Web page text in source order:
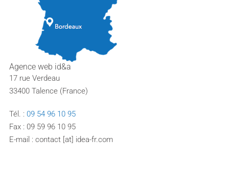
Agence web id&a
17 rue Verdeau
33400 Talence (France)
Tél. :09 54 96 10 95
Fax : 09 59 96 10 95
E-mail : contact [at] idea-fr.com